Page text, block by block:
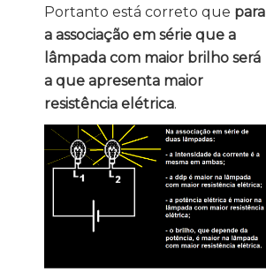
Portanto está correto que para
a associação em série que a
lâmpada com maior brilho será
a que apresenta maior
resistência elétrica.